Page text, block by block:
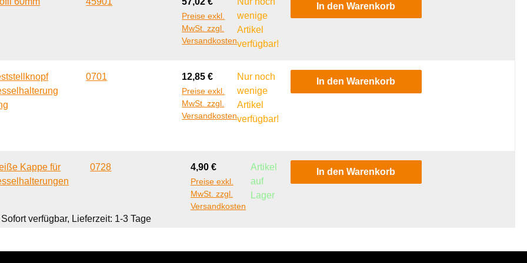
Preise exkl.
MwSt. zzgl.
Versandkosten
wenige
Artikel
verfügbar!
In den Warenkorb
0701 Regulärer Preis:
12,85 €
Preise exkl.
MwSt. zzgl.
Versandkosten
Nur noch
wenige
Artikel
verfügbar!
In den Warenkorb
Kappe für
Sofort verfügbar, Lieferzeit: 1-3 Tage
0728 Regulärer Preis:
4,90 €
Preise exkl.
MwSt. zzgl.
Versandkosten
Artikel
auf
Lager
In den Warenkorb